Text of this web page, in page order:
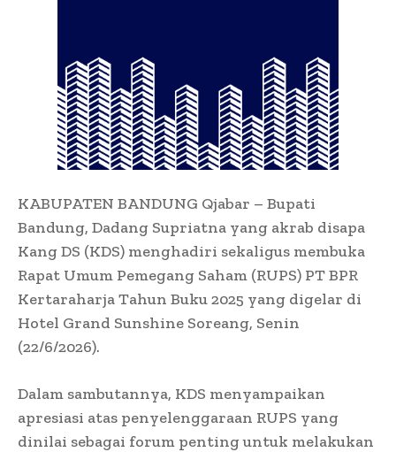
KABUPATEN BANDUNG Qjabar – Bupati
Bandung, Dadang Supriatna yang akrab disapa
Kang DS (KDS) menghadiri sekaligus membuka
Rapat Umum Pemegang Saham (RUPS) PT BPR
Kertaraharja Tahun Buku 2025 yang digelar di
Hotel Grand Sunshine Soreang, Senin
(22/6/2026).
Dalam sambutannya, KDS menyampaikan
apresiasi atas penyelenggaraan RUPS yang
dinilai sebagai forum penting untuk melakukan